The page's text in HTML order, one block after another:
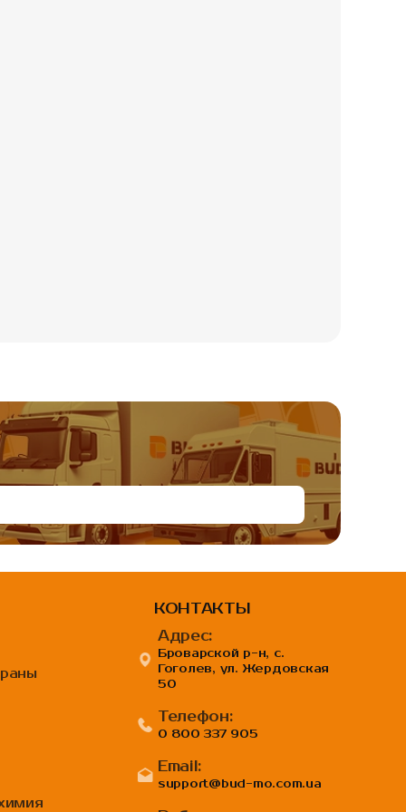
КОНТАКТЫ
Адрес:
Броварской р-н, с.
Гоголев, ул. Жердовская
50
Телефон:
0 800 337 905
Email:
support@bud-mo.com.ua